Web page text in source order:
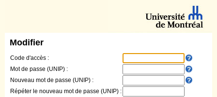
Modifier
Code d'accès :
Mot de passe (UNIP) :
Nouveau mot de passe (UNIP) :
Répéter le nouveau mot de passe (UNIP) :